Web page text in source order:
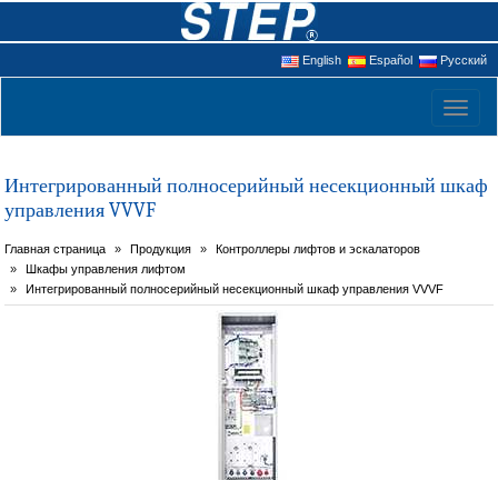
English Español Русский
Интегрированный полносерийный несекционный шкаф
управления VVVF
Главная страница Продукция
Контроллеры лифтов и эскалаторов
Шкафы управления лифтом
Интегрированный полносерийный несекционный шкаф управления VVVF